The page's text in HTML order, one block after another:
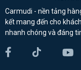
Carmudi - nền tảng
kết mang đến cho
nhanh chóng và đáng